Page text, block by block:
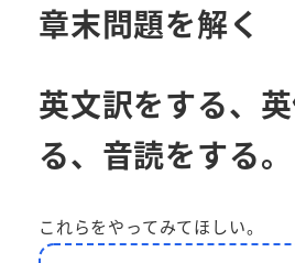
章末問題を解く
英文訳をする、
る、音読をする。
これらをやってみてほしい。